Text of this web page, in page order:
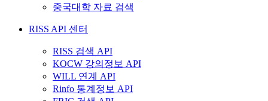
중국대학 자료 검색
RISS API 센터
RISS 검색 API
KOCW 강의정보 API
WILL 연계 API
Rinfo 통계정보 API